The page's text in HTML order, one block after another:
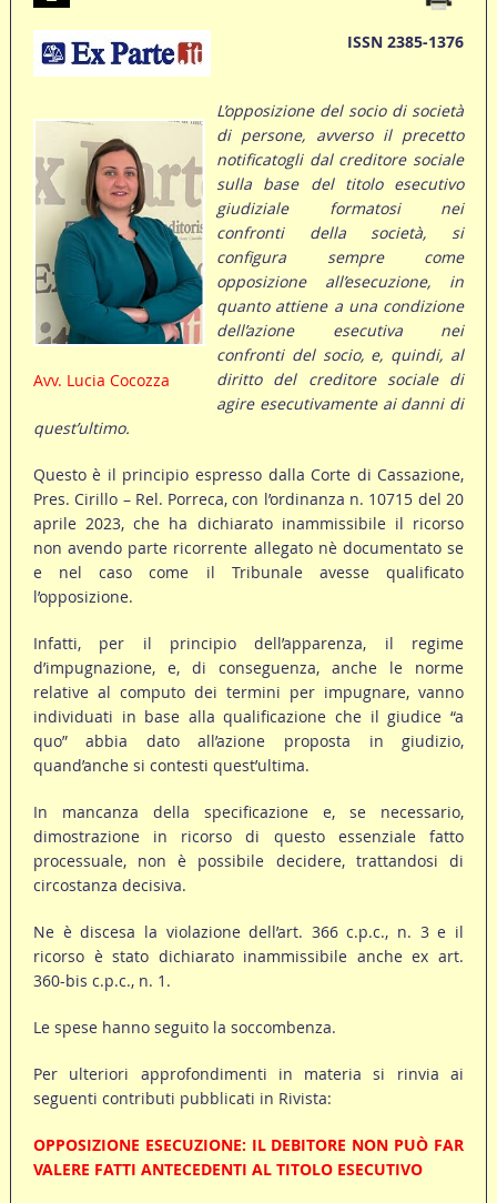
ISSN 2385-1376
Avv. Lucia Cocozza
L’opposizione del socio di società
di persone, avverso il precetto
notificatogli dal creditore sociale
sulla base del titolo esecutivo
giudiziale formatosi nei
confronti della società, si
configura sempre come
opposizione all’esecuzione, in
quanto attiene a una condizione
dell’azione esecutiva nei
confronti del socio, e, quindi, al
diritto del creditore sociale di
agire esecutivamente ai danni di
quest’ultimo.
Questo è il principio espresso dalla Corte di Cassazione,
Pres. Cirillo – Rel. Porreca, con l’ordinanza n. 10715 del 20
aprile 2023, che ha dichiarato inammissibile il ricorso
non avendo parte ricorrente allegato nè documentato se
e nel caso come il Tribunale avesse qualificato
l’opposizione.
Infatti, per il principio dell’apparenza, il regime
d’impugnazione, e, di conseguenza, anche le norme
relative al computo dei termini per impugnare, vanno
individuati in base alla qualificazione che il giudice “a
quo” abbia dato all’azione proposta in giudizio,
quand’anche si contesti quest’ultima.
In mancanza della specificazione e, se necessario,
dimostrazione in ricorso di questo essenziale fatto
processuale, non è possibile decidere, trattandosi di
circostanza decisiva.
Ne è discesa la violazione dell’art. 366 c.p.c., n. 3 e il
ricorso è stato dichiarato inammissibile anche ex art.
360-bis c.p.c., n. 1.
Le spese hanno seguito la soccombenza.
Per ulteriori approfondimenti in materia si rinvia ai
seguenti contributi pubblicati in Rivista:
OPPOSIZIONE ESECUZIONE: IL DEBITORE NON PUÒ FAR
VALERE FATTI ANTECEDENTI AL TITOLO ESECUTIVO